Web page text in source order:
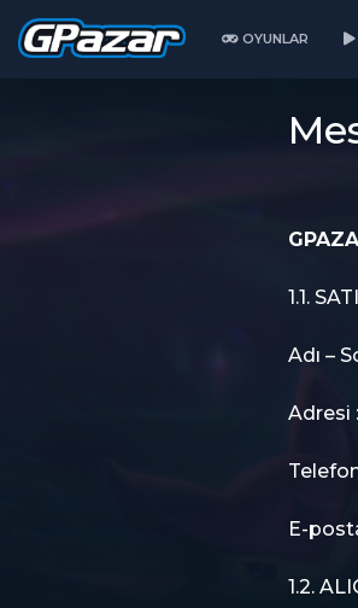
OYUNLAR
1.1.
Adı –
Adresi
E-
1.2.